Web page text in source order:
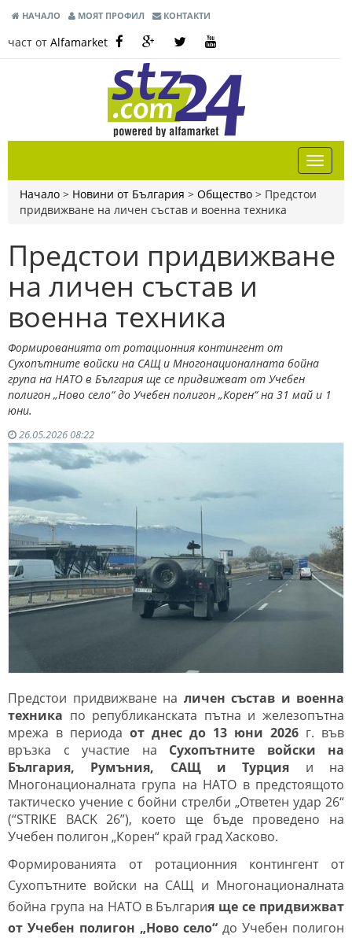
НАЧАЛО МОЯТ ПРОФИЛ КОНТАКТИ
част от Alfamarket
Начало > Новини от България > Общество > Предстои
придвижване на личен състав и военна техника
Предстои придвижване
на личен състав и
военна техника
Формированията от ротационния контингент от
Сухопътните войски на САЩ и Многонационалната бойна
група на НАТО в България ще се придвижват от Учебен
полигон „Ново село“ до Учебен полигон „Корен“ на 31 май и 1
юни.
26.05.2026 08:22
Предстои придвижване на личен състав и военна
техника по републиканската пътна и железопътна
мрежа в периода от днес до 13 юни 2026 г. във
връзка с участие на Сухопътните войски на
България, Румъния, САЩ и Турция и на
Многонационалната група на НАТО в предстоящото
тактическо учение с бойни стрелби „Ответен удар 26“
(“STRIKE BACK 26”), което ще бъде проведено на
Учебен полигон „Корен“ край град Хасково.
Формированията от ротационния контингент от
Сухопътните войски на САЩ и Многонационалната
бойна група на НАТО в България ще се придвижват
от Учебен полигон „Ново село“до Учебен полигон